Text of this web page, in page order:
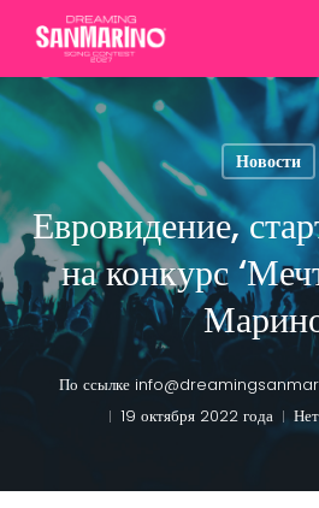
основному
содержанию
Новости
Евровидение,
на конкурс
По ссылке
19 октября 2022 года